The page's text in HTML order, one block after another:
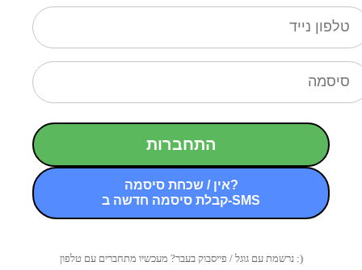
התחברות
אין / שכחת סיסמה?
קבלת סיסמה חדשה ב-SMS
נרשמת עם גוגל / פייסבוק בעבר? מעכשיו מתחברים עם טלפון :)